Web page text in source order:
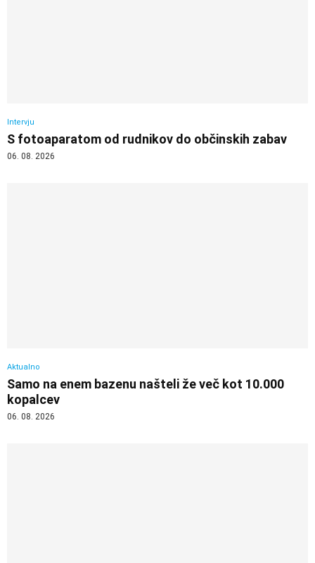
Intervju
S fotoaparatom od rudnikov do občinskih zabav
06. 08. 2026
Aktualno
Samo na enem bazenu našteli že več kot 10.000
kopalcev
06. 08. 2026